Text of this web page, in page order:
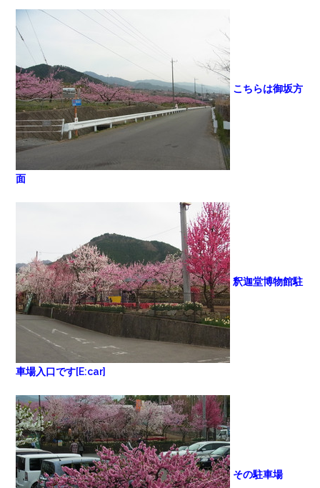
こちらは御坂方
面
釈迦堂博物館駐
車場入口です[E:car]
その駐車場